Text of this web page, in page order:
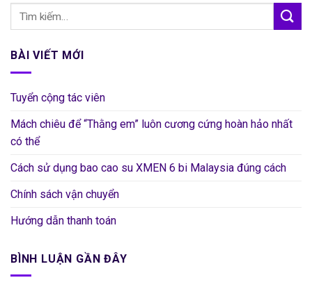
500.000₫.là:
BÀI VIẾT MỚI
Tuyển cộng tác viên
Mách chiêu để “Thằng em” luôn cương cứng hoàn hảo nhất
có thể
Cách sử dụng bao cao su XMEN 6 bi Malaysia đúng cách
Chính sách vận chuyển
Hướng dẫn thanh toán
BÌNH LUẬN GẦN ĐÂY